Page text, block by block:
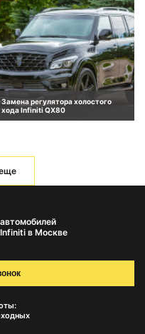
Замена регулятора холостого
хода Infiniti QX80
в Москве